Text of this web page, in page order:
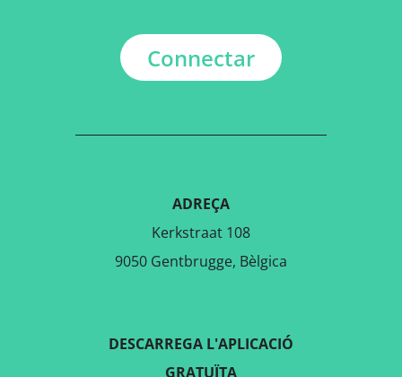
Connectar
ADREÇA
Kerkstraat 108
9050 Gentbrugge, Bèlgica
DESCARREGA L'APLICACIÓ
GRATUÏTA